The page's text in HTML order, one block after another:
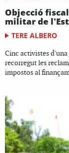
Objecció
militar de
TERE ALBERO
Cinc activistes
recorregut les
impostos al